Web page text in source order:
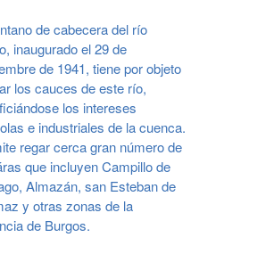
de cabecera del río
inaugurado el 29 de
de 1941, tiene por objeto
los cauces de este río,
los intereses
e industriales de la cuenca.
regar cerca gran número de
que incluyen Campillo de
Almazán, san Esteban de
y otras zonas de la
de Burgos.